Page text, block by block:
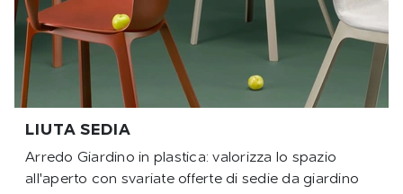
LIUTA SEDIA
Arredo Giardino in plastica: valorizza lo spazio
all'aperto con svariate offerte di sedie da giardino